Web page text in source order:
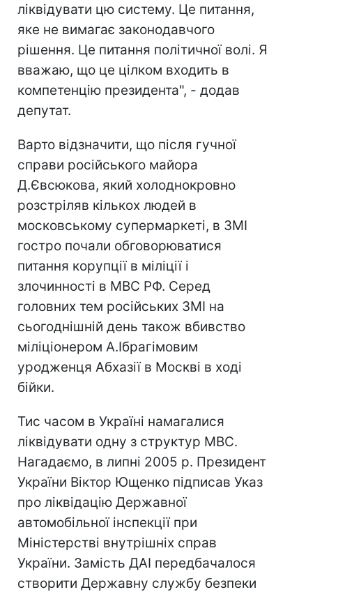
ліквідувати цю систему. Це питання,
яке не вимагає законодавчого
рішення. Це питання політичної волі. Я
вважаю, що це цілком входить в
компетенцію президента", - додав
депутат.
Варто відзначити, що після гучної
справи російського майора
Д.Євсюкова, який холоднокровно
розстріляв кількох людей в
московському супермаркеті, в ЗМІ
гостро почали обговорюватися
питання корупції в міліції і
злочинності в МВС РФ. Серед
головних тем російських ЗМІ на
сьогоднішній день також вбивство
міліціонером А.Ібрагімовим
уродженця Абхазії в Москві в ході
бійки.
Тис часом в Україні намагалися
ліквідувати одну з структур МВС.
Нагадаємо, в липні 2005 р. Президент
України Віктор Ющенко підписав Указ
про ліквідацію Державної
автомобільної інспекції при
Міністерстві внутрішніх справ
України. Замість ДАІ передбачалося
створити Державну службу безпеки